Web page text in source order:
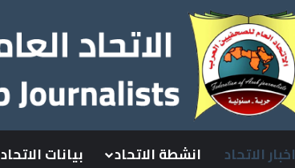
اخبار الاتحاد انشطة الاتحاد بيانات الاتحاد